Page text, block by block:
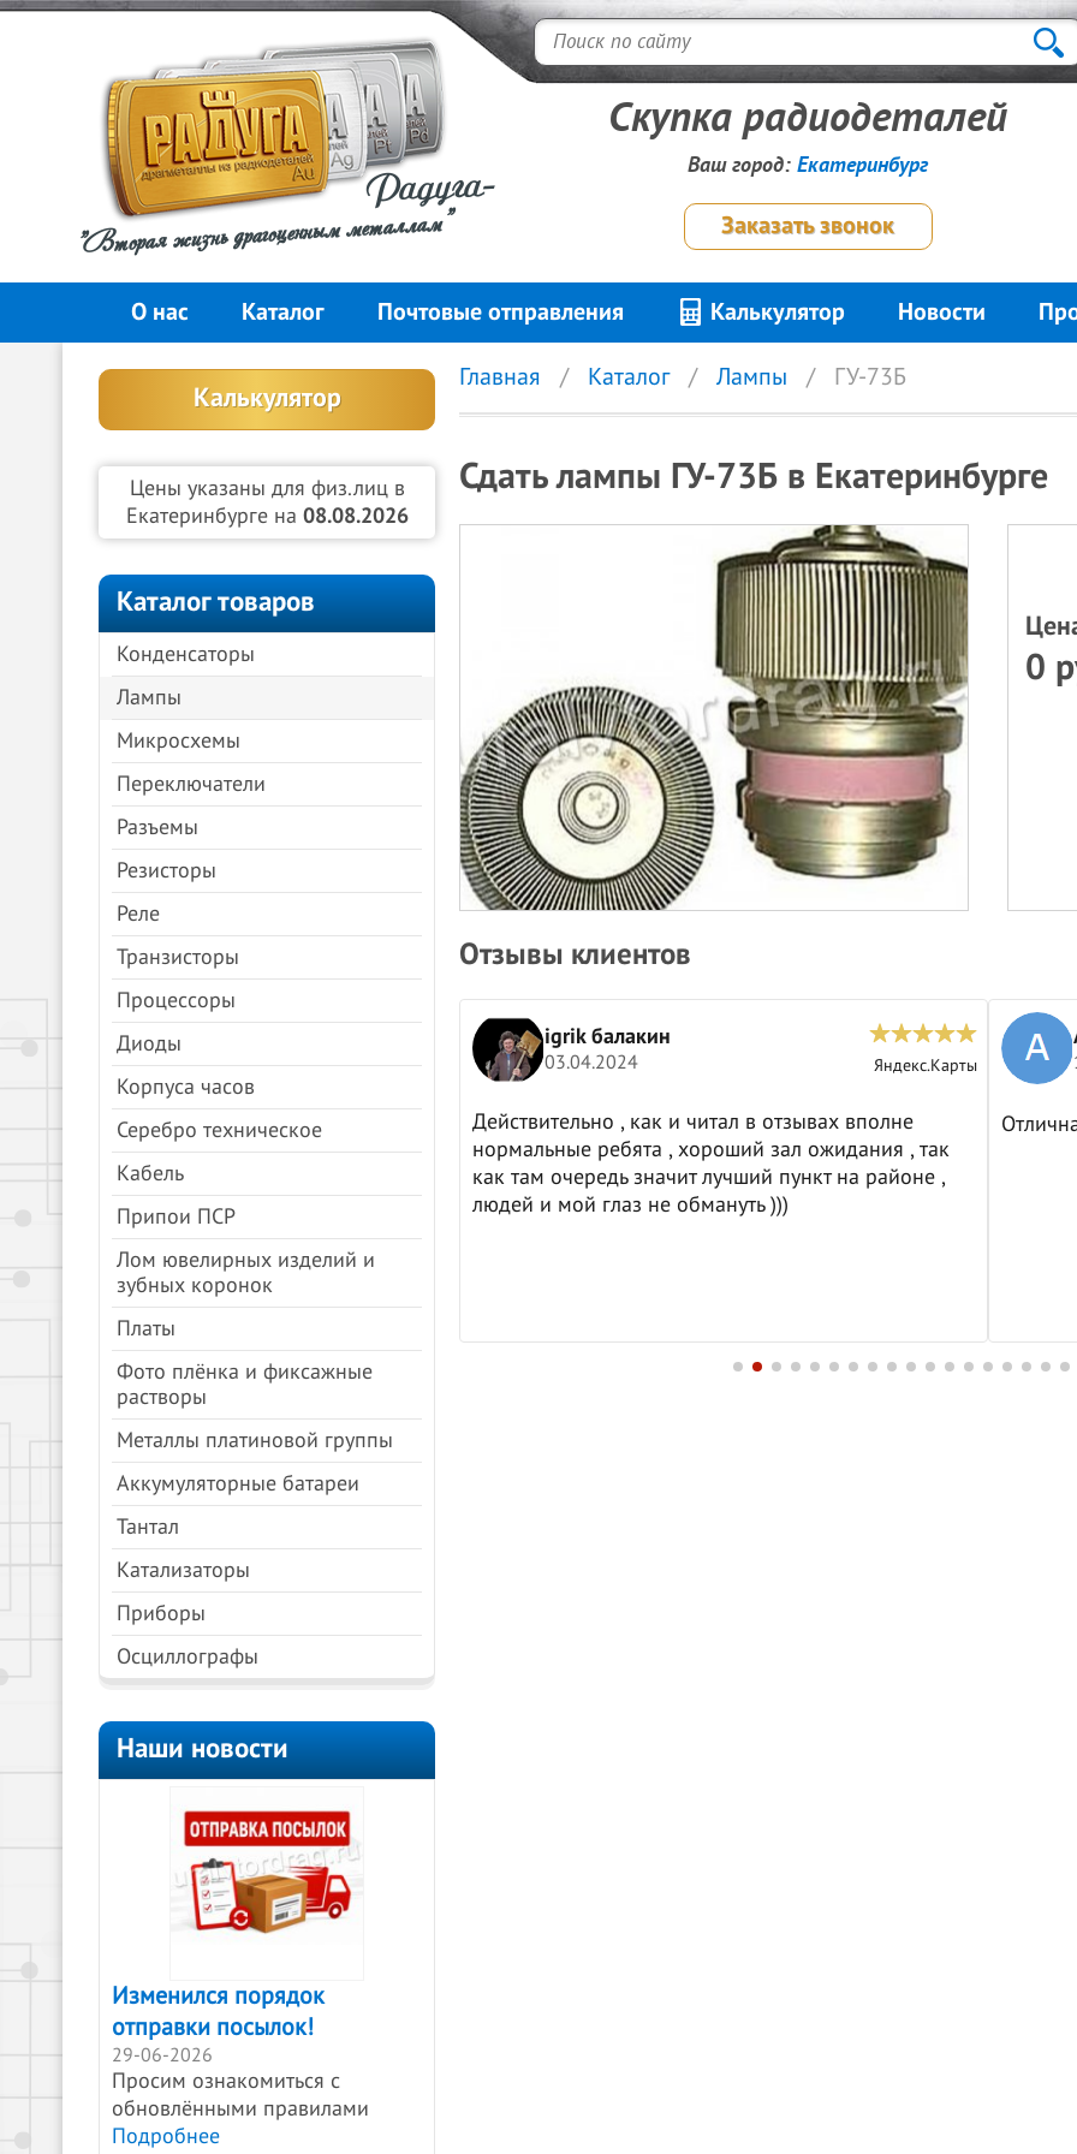
Радуга-
"Вторая жизнь драгоценным металлам"
Скупка радиодеталей
Ваш город: Екатеринбург
Заказать звонок
О нас Каталог Почтовые отправления Калькулятор Новости
Калькулятор
Цены указаны для физ.лиц в
Екатеринбурге на 08.08.2026
Каталог товаров
Конденсаторы
Лампы
Микросхемы
Переключатели
Разъемы
Резисторы
Реле
Транзисторы
Процессоры
Диоды
Корпуса часов
Серебро техническое
Кабель
Припои ПСР
Лом ювелирных изделий и
зубных коронок
Платы
Фото плёнка и фиксажные
растворы
Металлы платиновой группы
Аккумуляторные батареи
Тантал
Катализаторы
Приборы
Осциллографы
Наши новости
Изменился порядок
отправки посылок!
29-06-2026
Просим ознакомиться с
обновлёнными правилами
Подробнее
Главная Каталог Лампы ГУ-73Б
Сдать лампы ГУ-73Б в Екатеринбурге
0
Отзывы клиентов
Анна Молочкова
Яндекс.Карты
все быстро.
igrik балакин
03.04.2024 Яндекс.Карты
Действительно , как и читал в отзывах вполне
нормальные ребята , хороший зал ожидания , так
как там очередь значит лучший пункт на районе ,
людей и мой глаз не обмануть )))